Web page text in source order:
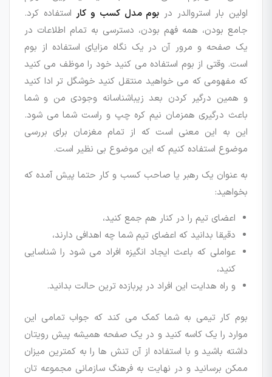
اولین بار استروالدر در بوم مدل کسب و کار استفاده کرد.
جامع بودن، همه فهم بودن، دسترسی به تمام اطلاعات در
یک صفحه و مرور آن در یک نگاه مزایای استفاده از بوم
است. وقتی از بوم استفاده می کنید خود را موظف می کنید
که مفهومی که می خواهید منتقل کنید خوشگل تر ادا کنید
و همین درگیر کردن بعد زیباشناسانه وجودی من و شما
باعث درگیری همزمان نیم کره چپ و راست شما می شود.
این به این معنی است که از تمام مغزمان برای بررسی
موضوع استفاده کنیم که این موضوع بی نظیر است.
به عنوان یک رهبر یا صاحب کسب و کار حتما پیش آمده که
بخواهید:
اعضای تیم را در کنار هم جمع کنید،
دقیقا بدانید که اعضای تیم شما چه اهدافی دارند،
عواملی که باعث ایجاد انگیزه افراد می شود را شناسایی
کنید،
و راه هدایت این افراد در پربازده ترین حالت بدانید.
بوم کار تیمی به شما کمک می کند که جواب تمامی این
موارد را یک کاسه کنید و در یک صفحه همیشه پیش رویتان
داشته باشید و با استفاده از آن تنش ها را به کمترین میزان
ممکن برسانید و در نهایت به فرهنگ سازمانی مجموعه تان